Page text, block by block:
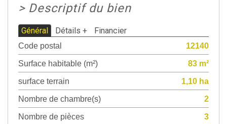
> Descriptif du bien
Général Détails + Financier
Code postal
12140
Surface habitable (m²)
83 m²
surface terrain
1,10 ha
Nombre de chambre(s)
2
Nombre de pièces
3